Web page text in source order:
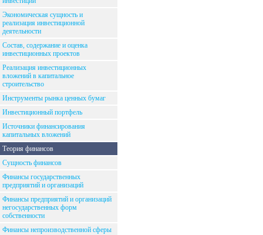
Экономическая сущность и
реализация инвестиционной
деятельности
Состав, содержание и оценка
инвестиционных проектов
Реализация инвестиционных
вложений в капитальное
строительство
Инструменты рынка ценных бумаг
Инвестиционный портфель
Источники финансирования
капитальных вложений
Теория финансов
Сущность финансов
Финансы государственных
предприятий и организаций
Финансы предприятий и организаций
негосударственных форм
собственности
Финансы непроизводственной сферы